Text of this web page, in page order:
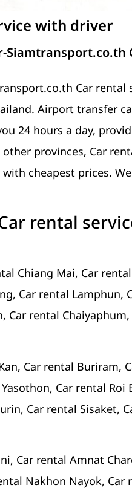
with driver
Siamtransport.co.th
Car rental
Airport transfer
24 hours a day,
provinces, Car
cheapest prices.
rental
Chiang Mai, Car
Car rental Lamphun,
Car rental
Car rental Buriram,
Car rental Roi
Car rental Sisaket,
Car rental Amnat
Nakhon Nayok, Car